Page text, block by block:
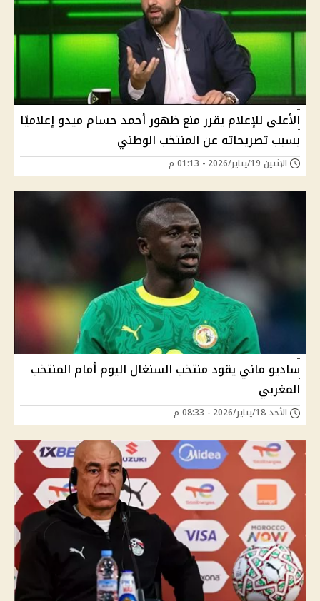
الأعلى للإعلام يقرر منع ظهور أحمد حسام ميدو إعلاميًا
بسبب تصريحاته عن المنتخب الوطني
الإثنين 19/يناير/2026 - 01:13 م
ساديو ماني يقود منتخب السنغال اليوم أمام المنتخب
المغربي
الأحد 18/يناير/2026 - 08:33 م